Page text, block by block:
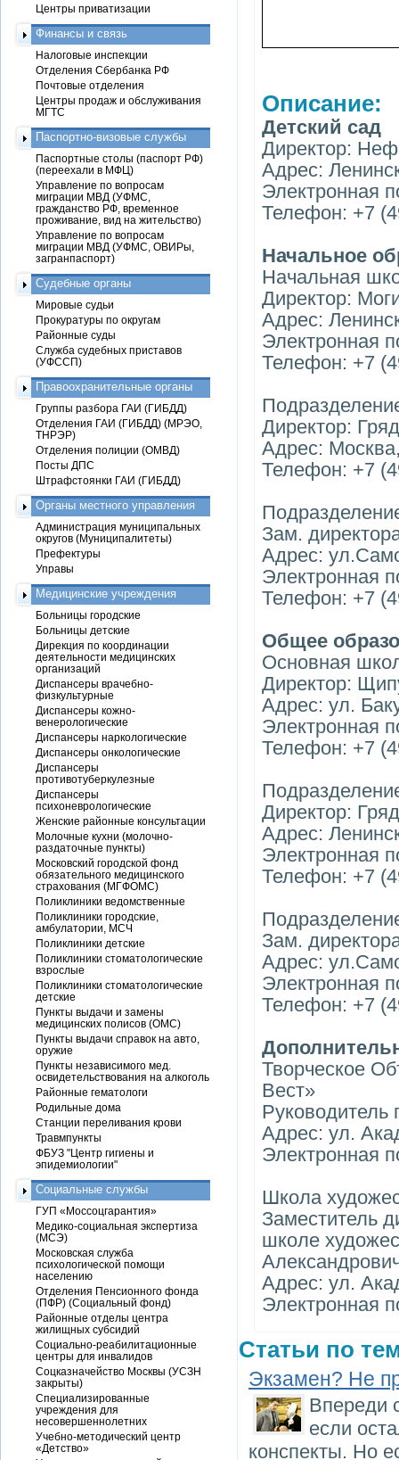
Описание:
Детский сад
Директор:
Адрес:
Электронная
Телефон: +7
Начальное
Начальная
Директор:
Адрес:
Электронная
Телефон: +7
Директор:
Адрес:
Телефон: +7
Зам.
Адрес:
Электронная
Телефон: +7
Общее
Основная
Директор:
Адрес: ул.
Электронная
Телефон: +7
Директор:
Адрес:
Электронная
Телефон: +7
Зам.
Адрес:
Электронная
Телефон: +7
Творческое
Вест»
Адрес: ул.
Электронная
Школа
Заместитель
школе
Адрес: ул.
Электронная
Статьи по
Экзамен? Не
Впереди
если
конспекты. Но
Центры приватизации
Финансы и связь
Налоговые инспекции
Отделения Сбербанка РФ
Почтовые отделения
Центры продаж и обслуживания
МГТС
Паспортно-визовые службы
Паспортные столы (паспорт РФ)
(переехали в МФЦ)
Управление по вопросам
миграции МВД (УФМС,
гражданство РФ, временное
проживание, вид на жительство)
Управление по вопросам
миграции МВД (УФМС, ОВИРы,
загранпаспорт)
Судебные органы
Мировые судьи
Прокуратуры по округам
Районные суды
Служба судебных приставов
(УФССП)
Правоохранительные органы
Группы разбора ГАИ (ГИБДД)
Отделения ГАИ (ГИБДД) (МРЭО,
ТНРЭР)
Отделения полиции (ОМВД)
Посты ДПС
Штрафстоянки ГАИ (ГИБДД)
Органы местного управления
Администрация муниципальных
округов (Муниципалитеты)
Префектуры
Управы
Медицинские учреждения
Больницы городские
Больницы детские
Дирекция по координации
деятельности медицинских
организаций
Диспансеры врачебно-
физкультурные
Диспансеры кожно-
венерологические
Диспансеры наркологические
Диспансеры онкологические
Диспансеры
противотуберкулезные
Диспансеры
психоневрологические
Женские районные консультации
Молочные кухни (молочно-
раздаточные пункты)
Московский городской фонд
обязательного медицинского
страхования (МГФОМС)
Поликлиники ведомственные
Поликлиники городские,
амбулатории, МСЧ
Поликлиники детские
Поликлиники стоматологические
взрослые
Поликлиники стоматологические
детские
Пункты выдачи и замены
медицинских полисов (ОМС)
Пункты выдачи справок на авто,
оружие
Пункты независимого мед.
освидетельствования на алкоголь
Районные гематологи
Родильные дома
Станции переливания крови
Травмпункты
ФБУЗ "Центр гигиены и
эпидемиологии"
Социальные службы
ГУП «Моссоцгарантия»
Медико-социальная экспертиза
(МСЭ)
Московская служба
психологической помощи
населению
Отделения Пенсионного фонда
(ПФР) (Социальный фонд)
Районные отделы центра
жилищных субсидий
Социально-реабилитационные
центры для инвалидов
Соцказначейство Москвы (УСЗН
закрыты)
Специализированные
учреждения для
несовершеннолетних
Учебно-методический центр
«Детство»